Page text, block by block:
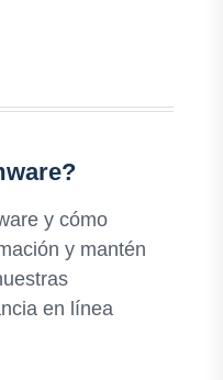
y cómo
y mantén
en línea